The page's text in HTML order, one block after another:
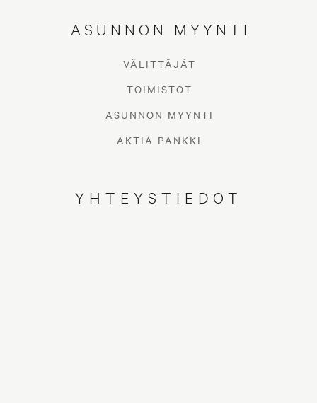
ASUNNON MYYNTI
VÄLITTÄJÄT
TOIMISTOT
ASUNNON MYYNTI
AKTIA PANKKI
YHTEYSTIEDOT